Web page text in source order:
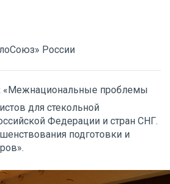
России
«Межнациональные проблемы
для стекольной
Федерации и стран СНГ.
подготовки и